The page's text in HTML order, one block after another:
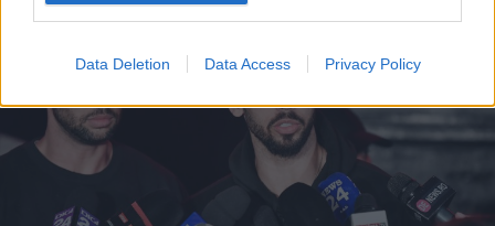
Data Deletion Data Access Privacy Policy